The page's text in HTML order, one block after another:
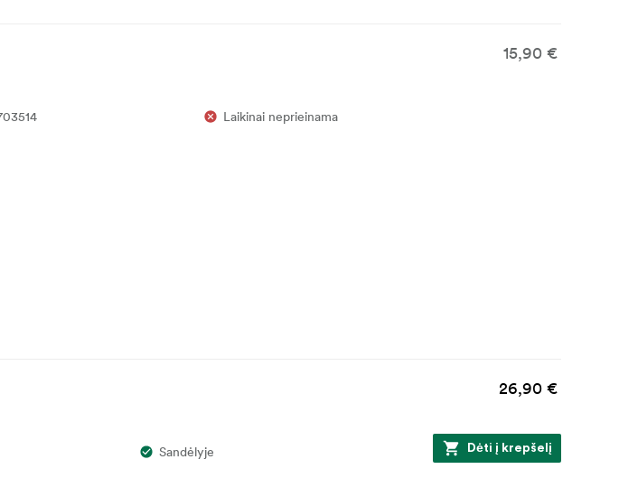
15,90 €
Laikinai neprieinama
26,90 €
Sandėlyje Dėti į krepšelį